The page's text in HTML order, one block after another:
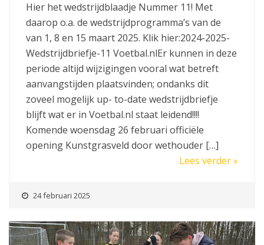
Hier het wedstrijdblaadje Nummer 11! Met
daarop o.a. de wedstrijdprogramma’s van de
van 1, 8 en 15 maart 2025. Klik hier:2024-2025-
Wedstrijdbriefje-11 Voetbal.nlEr kunnen in deze
periode altijd wijzigingen vooral wat betreft
aanvangstijden plaatsvinden; ondanks dit
zoveel mogelijk up- to-date wedstrijdbriefje
blijft wat er in Voetbal.nl staat leidend!!!!
Komende woensdag 26 februari officiële
opening Kunstgrasveld door wethouder […]
Lees verder »
24 februari 2025